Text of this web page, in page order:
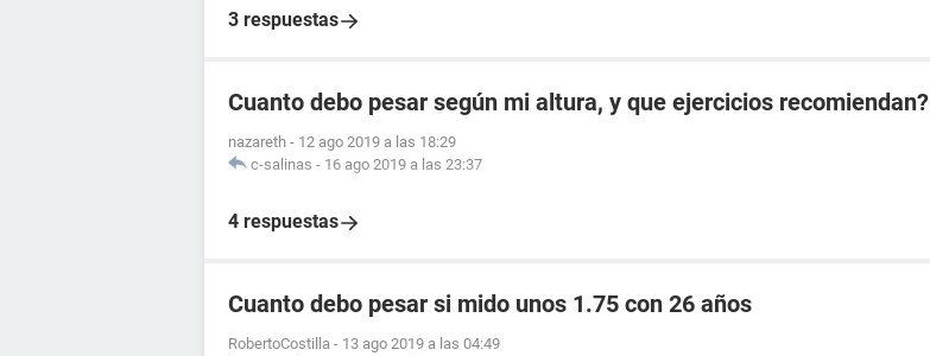
3 respuestas
Cuanto debo pesar según mi altura, y que ejercicios recomiendan?
nazareth - 12 ago 2019 a las 18:29
c-salinas - 16 ago 2019 a las 23:37
4 respuestas
Cuanto debo pesar si mido unos 1.75 con 26 años
RobertoCostilla - 13 ago 2019 a las 04:49